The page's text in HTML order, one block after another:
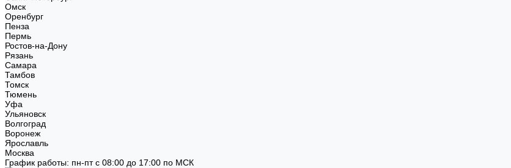
Омск
Оренбург
Пенза
Пермь
Ростов-на-Дону
Рязань
Самара
Тамбов
Томск
Тюмень
Уфа
Ульяновск
Волгоград
Воронеж
Ярославль
Москва
График работы: пн-пт с 08:00 до 17:00 по МСК